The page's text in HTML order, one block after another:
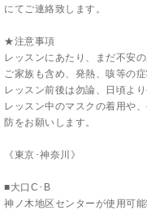
にてご連絡致します。
★注意事項
レッスンにあたり、まだ不安
ご家族も含め、発熱、咳等の
レッスン前後は勿論、日頃よ
レッスン中のマスクの着用や
防をお願いします。
《東京･神奈川》
■大口C･B
神ノ木地区センターが使用可